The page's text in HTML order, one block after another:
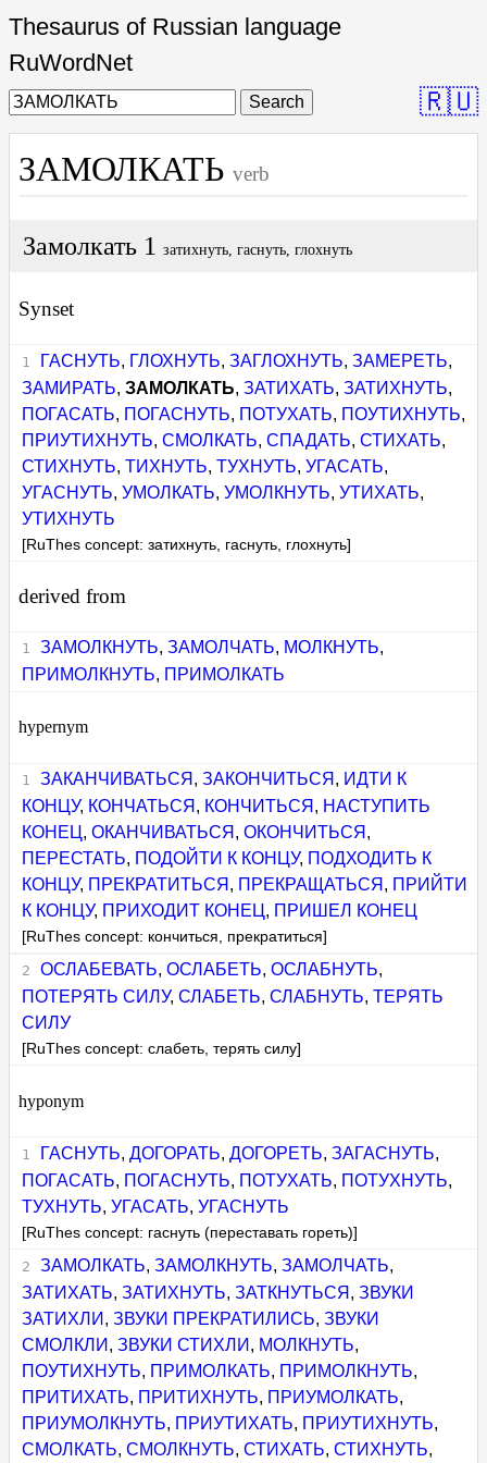
Thesaurus of Russian language
RuWordNet
Search 🇷🇺
ЗАМОЛКАТЬ verb
Замолкать 1 затихнуть, гаснуть, глохнуть
Synset
ГАСНУТЬ, ГЛОХНУТЬ, ЗАГЛОХНУТЬ, ЗАМЕРЕТЬ,
ЗАМИРАТЬ,ЗАМОЛКАТЬ,ЗАТИХАТЬ,ЗАТИХНУТЬ,
ПОГАСАТЬ, ПОГАСНУТЬ, ПОТУХАТЬ, ПОУТИХНУТЬ,
ПРИУТИХНУТЬ,СМОЛКАТЬ,СПАДАТЬ,СТИХАТЬ,
СТИХНУТЬ,ТИХНУТЬ,ТУХНУТЬ,УГАСАТЬ,
УГАСНУТЬ,УМОЛКАТЬ,УМОЛКНУТЬ,УТИХАТЬ,
УТИХНУТЬ
[RuThes concept: затихнуть, гаснуть, глохнуть]
derived from
ЗАМОЛКНУТЬ, ЗАМОЛЧАТЬ, МОЛКНУТЬ,
ПРИМОЛКНУТЬ, ПРИМОЛКАТЬ
hypernym
ЗАКАНЧИВАТЬСЯ , ЗАКОНЧИТЬСЯ , ИДТИ К
КОНЦУ, КОНЧАТЬСЯ , КОНЧИТЬСЯ , НАСТУПИТЬ
КОНЕЦ ,ОКАНЧИВАТЬСЯ ,ОКОНЧИТЬСЯ ,
ПЕРЕСТАТЬ, ПОДОЙТИ К КОНЦУ, ПОДХОДИТЬ К
КОНЦУ, ПРЕКРАТИТЬСЯ , ПРЕКРАЩАТЬСЯ , ПРИЙТИ
К КОНЦУ, ПРИХОДИТ КОНЕЦ , ПРИШЕЛ КОНЕЦ
[RuThes concept: кончиться, прекратиться]
ОСЛАБЕВАТЬ, ОСЛАБЕТЬ, ОСЛАБНУТЬ,
ПОТЕРЯТЬ СИЛУ,СЛАБЕТЬ,СЛАБНУТЬ,ТЕРЯТЬ
СИЛУ
[RuThes concept: слабеть, терять силу]
hyponym
ГАСНУТЬ, ДОГОРАТЬ, ДОГОРЕТЬ, ЗАГАСНУТЬ,
ПОГАСАТЬ, ПОГАСНУТЬ, ПОТУХАТЬ, ПОТУХНУТЬ,
ТУХНУТЬ,УГАСАТЬ,УГАСНУТЬ
[RuThes concept: гаснуть (переставать гореть)]
ЗАМОЛКАТЬ, ЗАМОЛКНУТЬ, ЗАМОЛЧАТЬ,
ЗАТИХАТЬ,ЗАТИХНУТЬ,ЗАТКНУТЬСЯ ,ЗВУКИ
ЗАТИХЛИ ,ЗВУКИ ПРЕКРАТИЛИСЬ,ЗВУКИ
СМОЛКЛИ ,ЗВУКИ СТИХЛИ , МОЛКНУТЬ,
ПОУТИХНУТЬ, ПРИМОЛКАТЬ, ПРИМОЛКНУТЬ,
ПРИТИХАТЬ, ПРИТИХНУТЬ, ПРИУМОЛКАТЬ,
ПРИУМОЛКНУТЬ, ПРИУТИХАТЬ, ПРИУТИХНУТЬ,
СМОЛКАТЬ,СМОЛКНУТЬ,СТИХАТЬ,СТИХНУТЬ,